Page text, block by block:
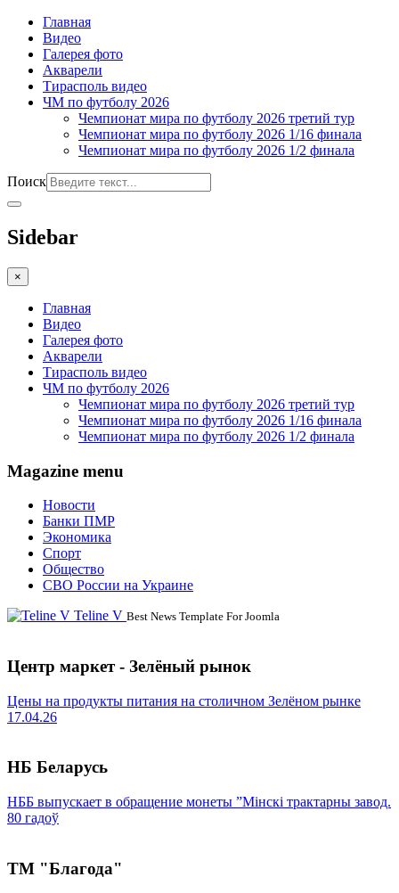
Главная
Видео
Галерея фото
Акварели
Тирасполь видео
ЧМ по футболу 2026
Чемпионат мира по футболу 2026 третий тур
Чемпионат мира по футболу 2026 1/16 финала
Чемпионат мира по футболу 2026 1/2 финала
Поиск
Sidebar
×
Главная
Видео
Галерея фото
Акварели
Тирасполь видео
ЧМ по футболу 2026
Чемпионат мира по футболу 2026 третий тур
Чемпионат мира по футболу 2026 1/16 финала
Чемпионат мира по футболу 2026 1/2 финала
Magazine menu
Новости
Банки ПМР
Экономика
Спорт
Общество
СВО России на Украине
Teline V Best News Template For Joomla
Центр маркет - Зелёный рынок
Цены на продукты питания на столичном Зелёном рынке
17.04.26
НБ Беларусь
НББ выпускает в обращение монеты ”Мінскі трактарны завод.
80 гадоў
ТМ "Благода"